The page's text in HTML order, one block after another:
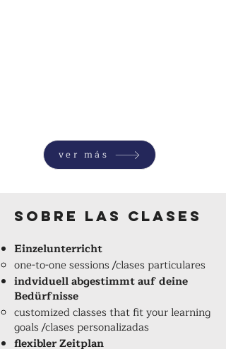
ver más
Sobre las clases
Einzelunterricht
one-to-one sessions /clases particulares
indviduell abgestimmt auf deine
Bedürfnisse
customized classes that fit your learning
goals /clases personalizadas
flexibler Zeitplan